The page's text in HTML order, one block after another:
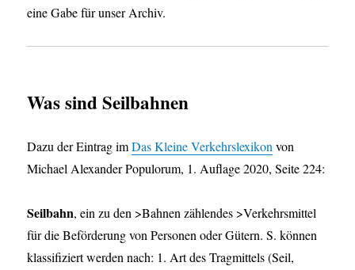
eine Gabe für unser Archiv.
Was sind Seilbahnen
Dazu der Eintrag imDas Kleine Verkehrslexikonvon
Michael Alexander Populorum, 1. Auflage 2020, Seite 224:
Seilbahn, ein zu den >Bahnen zählendes >Verkehrsmittel
für die Beförderung von Personen oder Gütern. S. können
klassifiziert werden nach: 1. Art des Tragmittels (Seil,